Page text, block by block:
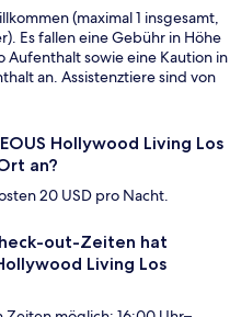
(maximal 1 insgesamt,
Es fallen eine Gebühr in Höhe
Aufenthalt sowie eine Kaution in
an. Assistenztiere sind von
Hollywood Living Los
an?
20 USD pro Nacht.
out-Zeiten hat
Living Los